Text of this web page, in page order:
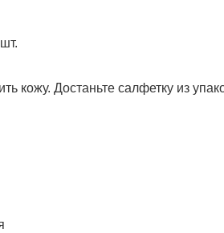
Достаньте салфетку из